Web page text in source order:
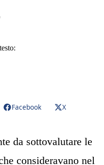
Facebook
X
da sottovalutare le
consideravano nel